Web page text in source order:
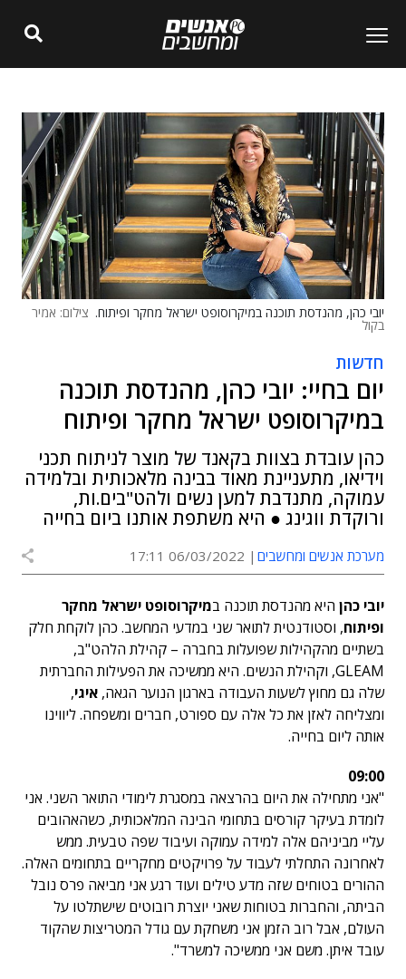
יובי כהן, מהנדסת תוכנה במיקרוסופט ישראל מחקר ופיתוח. צילום: אמיר
בקול
חדשות
יום בחיי: יובי כהן, מהנדסת תוכנה
במיקרוסופט ישראל מחקר ופיתוח
כהן עובדת בצוות בקאנד של מוצר לניתוח תכני
וידיאו, מתעניינת מאוד בבינה מלאכותית ובלמידה
עמוקה, מתנדבת למען נשים ולהט"בים.ות,
ורוקדת ווגינג ● היא משתפת אותנו ביום בחייה
מערכת אנשים ומחשבים 06/03/2022 17:11
יובי כהן היא מהנדסת תוכנה במיקרוסופט ישראל מחקר
ופיתוח, וסטודנטית לתואר שני במדעי המחשב. כהן לוקחת חלק
בשתיים מהקהילות שפועלות בחברה – קהילת הלהט"ב,
GLEAM, וקהילת הנשים. היא ממשיכה את הפעילות החברתית
שלה גם מחוץ לשעות העבודה בארגון הנוער הגאה, איגי,
ומצליחה לאזן את כל אלה עם ספורט, חברים ומשפחה. ליווינו
אותה ליום בחייה.
09:00
"אני מתחילה את היום בהרצאה במסגרת לימודי התואר השני. אני
לומדת בעיקר קורסים בתחומי הבינה המלאכותית, כשהאהובים
עליי מביניהם אלה למידה עמוקה ועיבוד שפה טבעית. ממש
לאחרונה התחלתי לעבוד על פרויקטים מחקריים בתחומים האלה.
ההורים בטוחים שזה מדע טילים ועוד רגע אני מביאה פרס נובל
הביתה, והחברות בטוחות שאני יוצרת רובוטים שישתלטו על
העולם, אבל רוב הזמן אני משחקת עם גודל המטריצות שהקוד
עובד איתן. משם אני ממשיכה למשרד".